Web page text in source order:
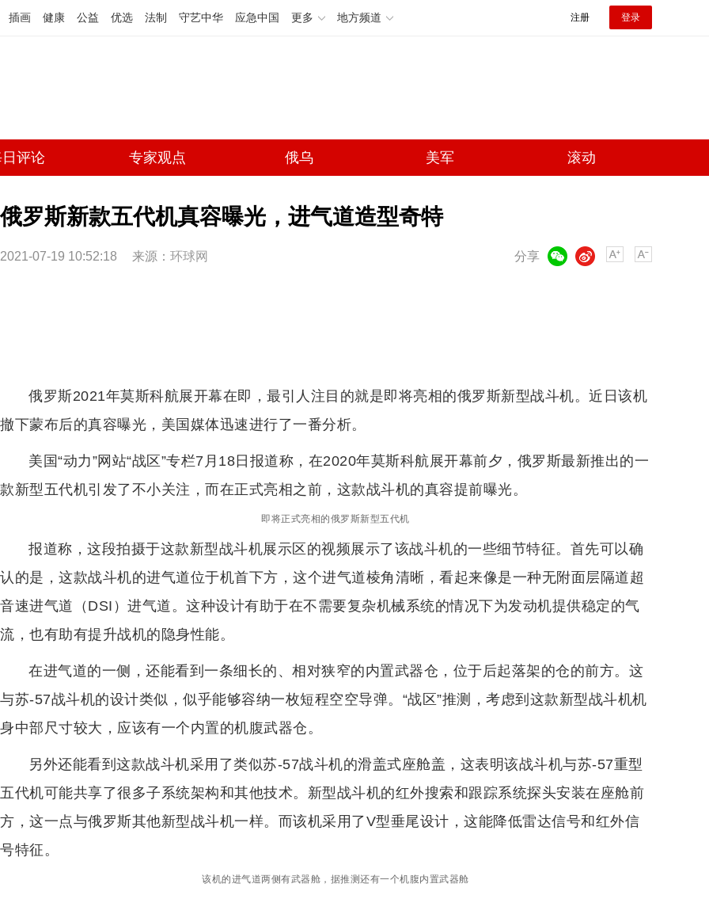
插画 健康 公益 优选 法制 守艺中华 应急中国 更多 地方频道 注册 登录
评论 专家观点 俄乌 美军 滚动
俄罗斯新款五代机真容曝光，进气道造型奇特
2021-07-19 10:52:18 来源： 环球网 分享
微博
俄罗斯2021年莫斯科航展开幕在即，最引人注目的就是即将亮相的俄罗斯新型战斗机。近日该机
撤下蒙布后的真容曝光，美国媒体迅速进行了一番分析。
美国“动力”网站“战区”专栏7月18日报道称，在2020年莫斯科航展开幕前夕，俄罗斯最新推出的一
款新型五代机引发了不小关注，而在正式亮相之前，这款战斗机的真容提前曝光。
即将正式亮相的俄罗斯新型五代机
报道称，这段拍摄于这款新型战斗机展示区的视频展示了该战斗机的一些细节特征。首先可以确
认的是，这款战斗机的进气道位于机首下方，这个进气道棱角清晰，看起来像是一种无附面层隔道超
音速进气道（DSI）进气道。这种设计有助于在不需要复杂机械系统的情况下为发动机提供稳定的气
流，也有助有提升战机的隐身性能。
在进气道的一侧，还能看到一条细长的、相对狭窄的内置武器仓，位于后起落架的仓的前方。这
与苏-57战斗机的设计类似，似乎能够容纳一枚短程空空导弹。“战区”推测，考虑到这款新型战斗机机
身中部尺寸较大，应该有一个内置的机腹武器仓。
另外还能看到这款战斗机采用了类似苏-57战斗机的滑盖式座舱盖，这表明该战斗机与苏-57重型
五代机可能共享了很多子系统架构和其他技术。新型战斗机的红外搜索和跟踪系统探头安装在座舱前
方，这一点与俄罗斯其他新型战斗机一样。而该机采用了V型垂尾设计，这能降低雷达信号和红外信
号特征。
该机的进气道两侧有武器舱，据推测还有一个机腹内置武器舱